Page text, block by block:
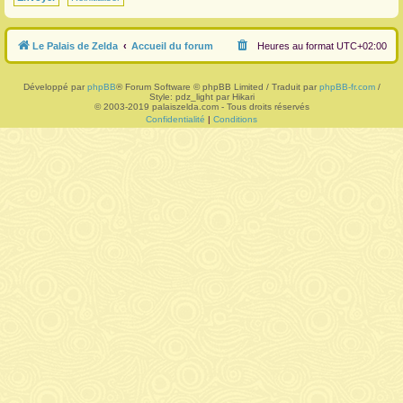
r
Le Palais de Zelda Accueil du forum Heures au format UTC+02:00
Développé par phpBB® Forum Software © phpBB Limited / Traduit par phpBB-fr.com/
Style: pdz_light par Hikari
© 2003-2019 palaiszelda.com - Tous droits réservés
Confidentialité | Conditions